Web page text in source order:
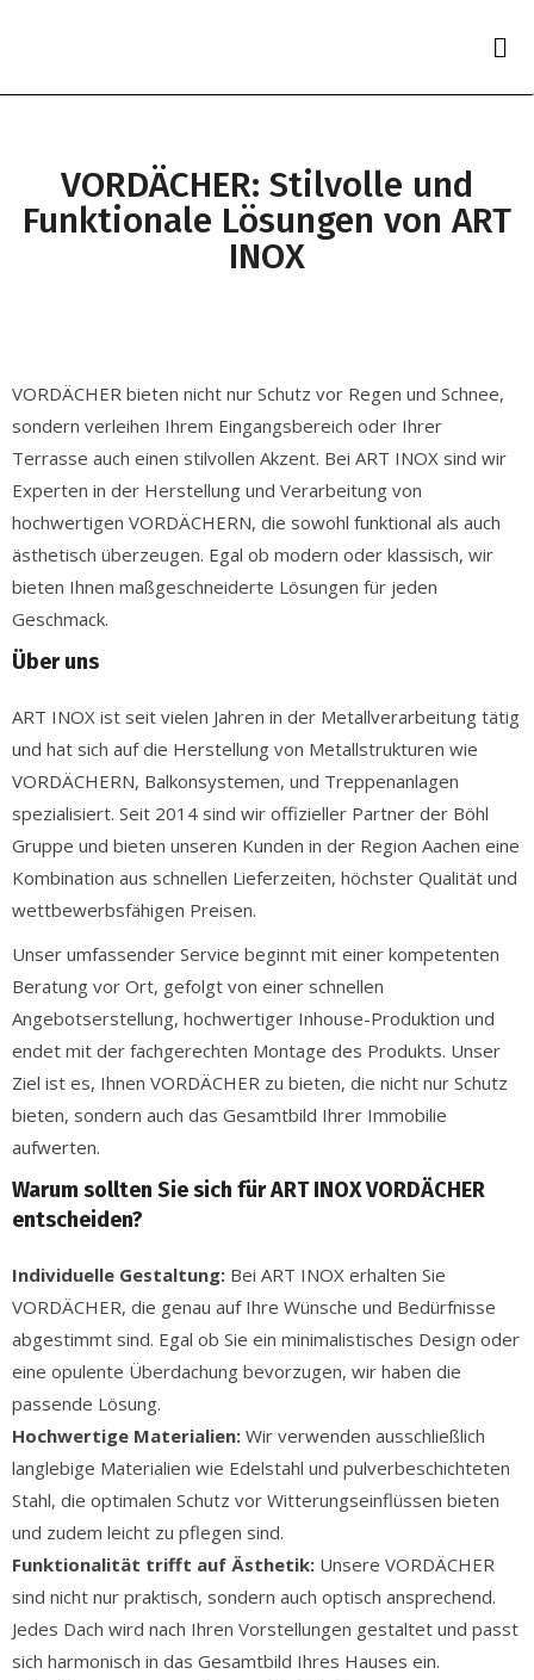
VORDÄCHER: Stilvolle und
Funktionale Lösungen von ART
INOX
VORDÄCHER bieten nicht nur Schutz vor Regen und Schnee,
sondern verleihen Ihrem Eingangsbereich oder Ihrer
Terrasse auch einen stilvollen Akzent. Bei ART INOX sind wir
Experten in der Herstellung und Verarbeitung von
hochwertigen VORDÄCHERN, die sowohl funktional als auch
ästhetisch überzeugen. Egal ob modern oder klassisch, wir
bieten Ihnen maßgeschneiderte Lösungen für jeden
Geschmack.
Über uns
ART INOX ist seit vielen Jahren in der Metallverarbeitung tätig
und hat sich auf die Herstellung von Metallstrukturen wie
VORDÄCHERN, Balkonsystemen, und Treppenanlagen
spezialisiert. Seit 2014 sind wir offizieller Partner der Böhl
Gruppe und bieten unseren Kunden in der Region Aachen eine
Kombination aus schnellen Lieferzeiten, höchster Qualität und
wettbewerbsfähigen Preisen.
Unser umfassender Service beginnt mit einer kompetenten
Beratung vor Ort, gefolgt von einer schnellen
Angebotserstellung, hochwertiger Inhouse-Produktion und
endet mit der fachgerechten Montage des Produkts. Unser
Ziel ist es, Ihnen VORDÄCHER zu bieten, die nicht nur Schutz
bieten, sondern auch das Gesamtbild Ihrer Immobilie
aufwerten.
Warum sollten Sie sich für ART INOX VORDÄCHER
entscheiden?
Individuelle Gestaltung: Bei ART INOX erhalten Sie
VORDÄCHER, die genau auf Ihre Wünsche und Bedürfnisse
abgestimmt sind. Egal ob Sie ein minimalistisches Design oder
eine opulente Überdachung bevorzugen, wir haben die
passende Lösung.
Hochwertige Materialien: Wir verwenden ausschließlich
langlebige Materialien wie Edelstahl und pulverbeschichteten
Stahl, die optimalen Schutz vor Witterungseinflüssen bieten
und zudem leicht zu pflegen sind.
Funktionalität trifft auf Ästhetik: Unsere VORDÄCHER
sind nicht nur praktisch, sondern auch optisch ansprechend.
Jedes Dach wird nach Ihren Vorstellungen gestaltet und passt
sich harmonisch in das Gesamtbild Ihres Hauses ein.